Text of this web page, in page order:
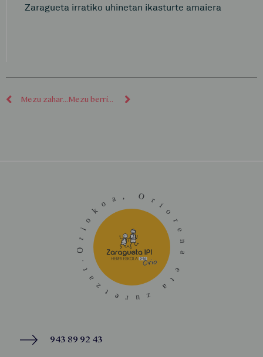
Zaragueta irratiko uhinetan ikasturte amaiera
Mezu zaharragoak Mezu berriagoak
943 89 92 43